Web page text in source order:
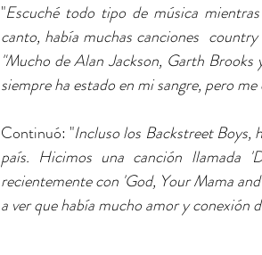
"Escuché todo tipo de música
canto, había muchas canciones
"Mucho de Alan Jackson, Garth
siempre ha estado en mi sangre, pero
Continuó: "Incluso los Backstreet Boys,
país. Hicimos una canción llamada
recientemente con 'God, Your Mama
a ver que había mucho amor y conexión